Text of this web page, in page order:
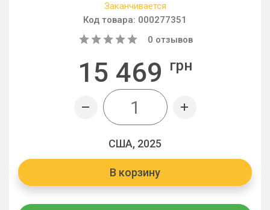
Заканчивается
Код товара: 000277351
0 отзывов
15 469 грн
США, 2025
В корзину